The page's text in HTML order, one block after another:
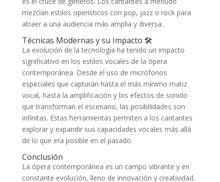
mezclan estilos operísticos con pop, jazz o rock para
atraer a una audiencia más amplia y diversa.
Técnicas Modernas y su Impacto 🛠️
La evolución de la tecnología ha tenido un impacto
significativo en los estilos vocales de la ópera
contemporánea. Desde el uso de micrófonos
especiales que capturan hasta el más mínimo matiz
vocal, hasta la amplificación y los efectos de sonido
que transforman el escenario, las posibilidades son
infinitas. Estas herramientas permiten a los cantantes
explorar y expandir sus capacidades vocales más allá
de lo que era posible en el pasado.
Conclusión
La ópera contemporánea es un campo vibrante y en
constante evolución, lleno de innovación y creatividad.